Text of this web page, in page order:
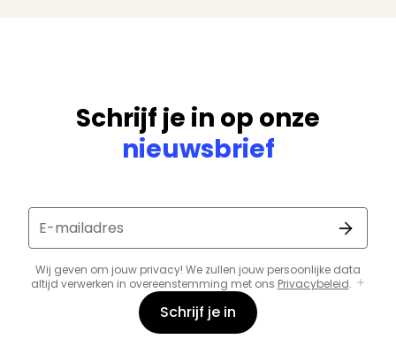
Schrijf je in op onze
nieuwsbrief
E-mailadres
Wij geven om jouw privacy! We zullen jouw persoonlijke data
altijd verwerken in overeenstemming met ons Privacybeleid.
Schrijf je in